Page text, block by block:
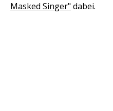
Masked Singer" dabei.